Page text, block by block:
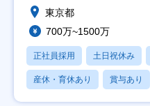
東京都
700万~1500万
正社員採用 土日祝休み
産休・育休あり 賞与あり